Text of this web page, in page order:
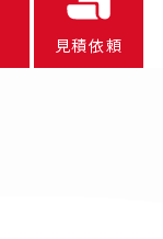
見積依頼